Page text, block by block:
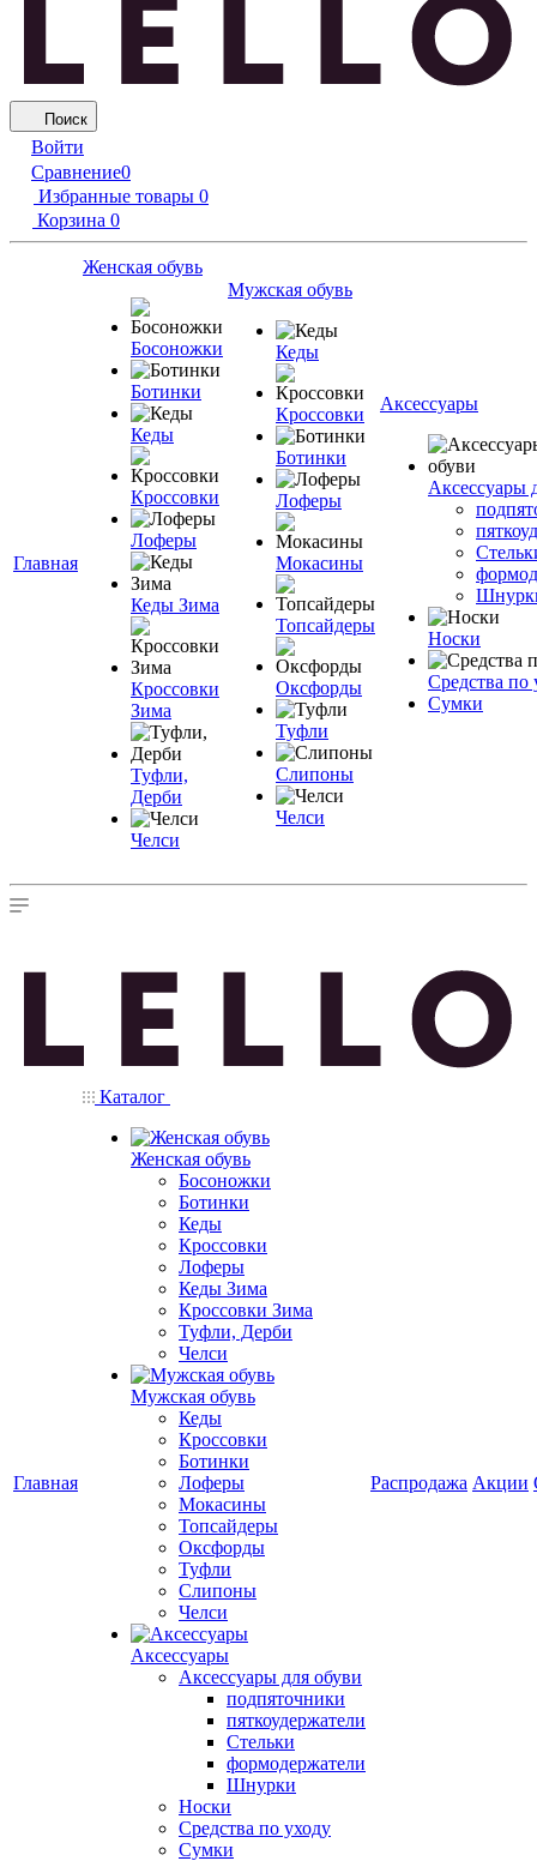
Поиск
Войти
Сравнение0
Избранные товары 0
Корзина 0
Главная
Женская обувь
Босоножки
Ботинки
Кеды
Кроссовки
Лоферы
Кеды Зима
Кроссовки
Зима
Туфли,
Дерби
Челси
Мужская обувь
Кеды
Кроссовки
Ботинки
Лоферы
Мокасины
Топсайдеры
Оксфорды
Туфли
Слипоны
Челси
Аксессуары
Аксессуары
Носки
Средства по
Сумки
Главная
Каталог
Женская обувь
Босоножки
Ботинки
Кеды
Кроссовки
Лоферы
Кеды Зима
Кроссовки Зима
Туфли, Дерби
Челси
Мужская обувь
Кеды
Кроссовки
Ботинки
Лоферы
Мокасины
Топсайдеры
Оксфорды
Туфли
Слипоны
Челси
Аксессуары
Аксессуары для обуви
подпяточники
пяткоудержатели
Стельки
формодержатели
Шнурки
Носки
Средства по уходу
Сумки
Распродажа Акции